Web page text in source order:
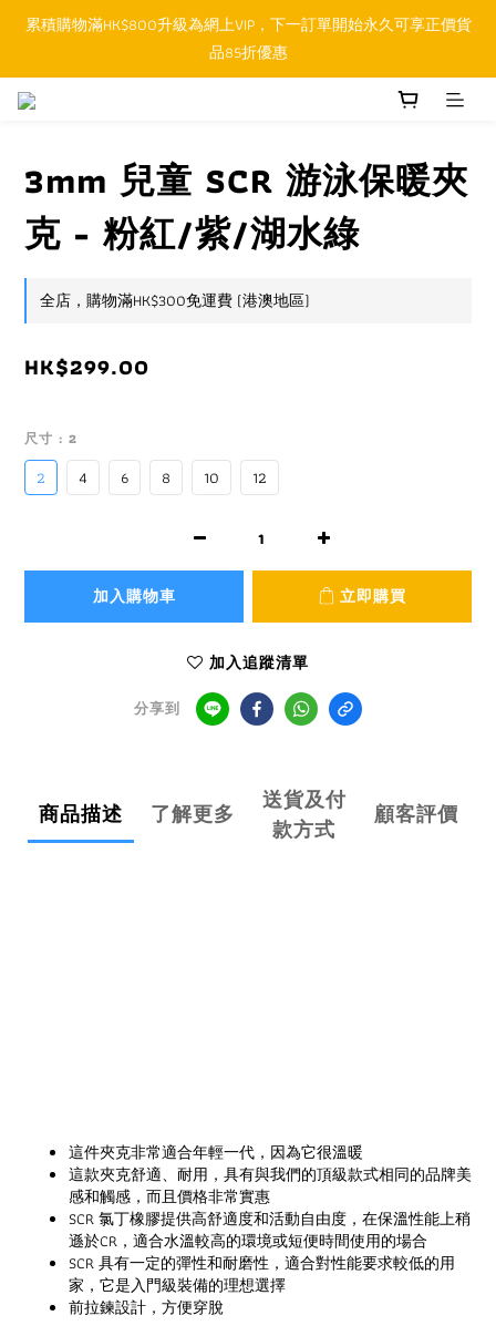
順豐香港SFHK APP取件通知功能將取代SMS短訊
累積購物滿HK$800升級為網上VIP，下一訂單開始永久可享正價貨
品85折優惠
順豐香港SFHK APP取件通知功能將取代SMS短訊
3mm 兒童 SCR 游泳保暖夾
克 - 粉紅/紫/湖水綠
全店，購物滿HK$300免運費 (港澳地區)
HK$299.00
尺寸 : 2
2 4 6 8 10 12
加入購物車 立即購買
加入追蹤清單
分享到
商品描述 了解更多
送貨及付
款方式
顧客評價
這件夾克非常適合年輕一代，因為它很溫暖
這款夾克舒適、耐用，具有與我們的頂級款式相同的品牌美
感和觸感，而且價格非常實惠
SCR 氯丁橡膠提供高舒適度和活動自由度，在保溫性能上稍
遜於CR，適合水溫較高的環境或短便時間使用的場合
SCR 具有一定的彈性和耐磨性，適合對性能要求較低的用
家，它是入門級裝備的理想選擇
前拉鍊設計，方便穿脫